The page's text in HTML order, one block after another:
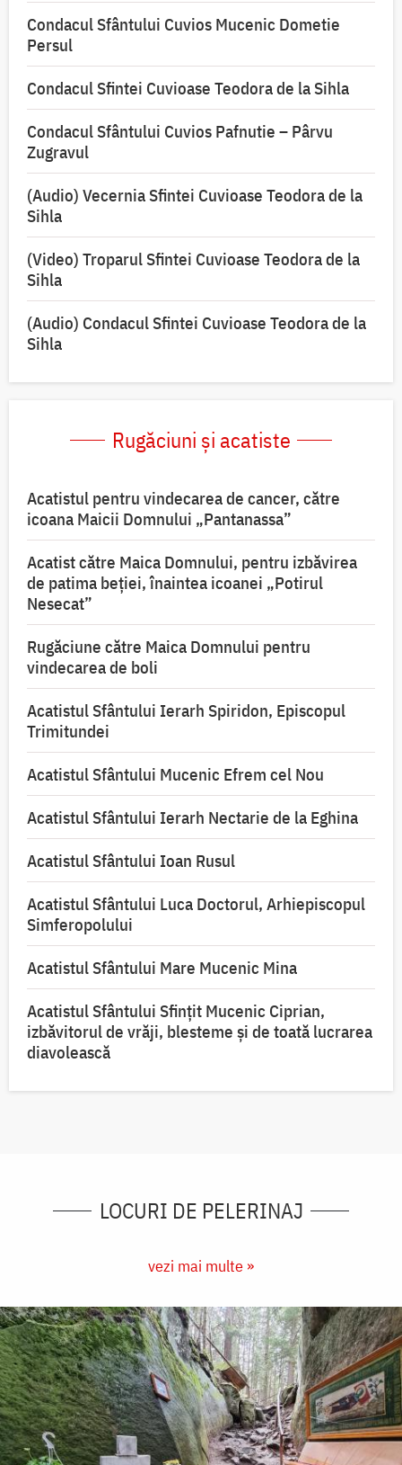
Condacul Sfântului Cuvios Mucenic Dometie
Persul
Condacul Sfintei Cuvioase Teodora de la Sihla
Condacul Sfântului Cuvios Pafnutie – Pârvu
Zugravul
(Audio) Vecernia Sfintei Cuvioase Teodora de la
Sihla
(Video) Troparul Sfintei Cuvioase Teodora de la
Sihla
(Audio) Condacul Sfintei Cuvioase Teodora de la
Sihla
Rugăciuni și acatiste
Acatistul pentru vindecarea de cancer, către
icoana Maicii Domnului „Pantanassa”
Acatist către Maica Domnului, pentru izbăvirea
de patima beției, înaintea icoanei „Potirul
Nesecat”
Rugăciune către Maica Domnului pentru
vindecarea de boli
Acatistul Sfântului Ierarh Spiridon, Episcopul
Trimitundei
Acatistul Sfântului Mucenic Efrem cel Nou
Acatistul Sfântului Ierarh Nectarie de la Eghina
Acatistul Sfântului Ioan Rusul
Acatistul Sfântului Luca Doctorul, Arhiepiscopul
Simferopolului
Acatistul Sfântului Mare Mucenic Mina
Acatistul Sfântului Sfințit Mucenic Ciprian,
izbăvitorul de vrăji, blesteme și de toată lucrarea
diavolească
LOCURI DE PELERINAJ
vezi mai multe »